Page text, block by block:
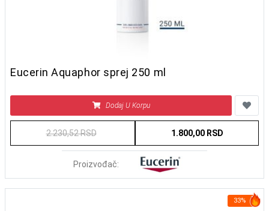
Eucerin Aquaphor sprej 250 ml
Dodaj U Korpu
2.230,52 RSD 1.800,00 RSD
Proizvođač:
33%